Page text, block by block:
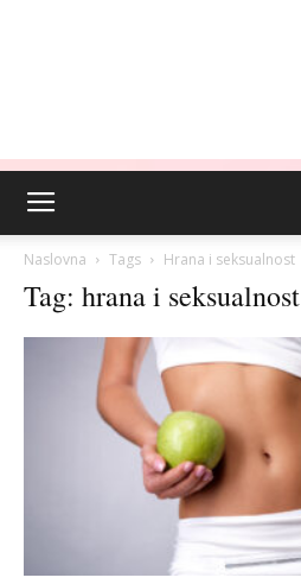
Naslovna Tags Hrana i seksualnost
Tag: hrana i seksualnost